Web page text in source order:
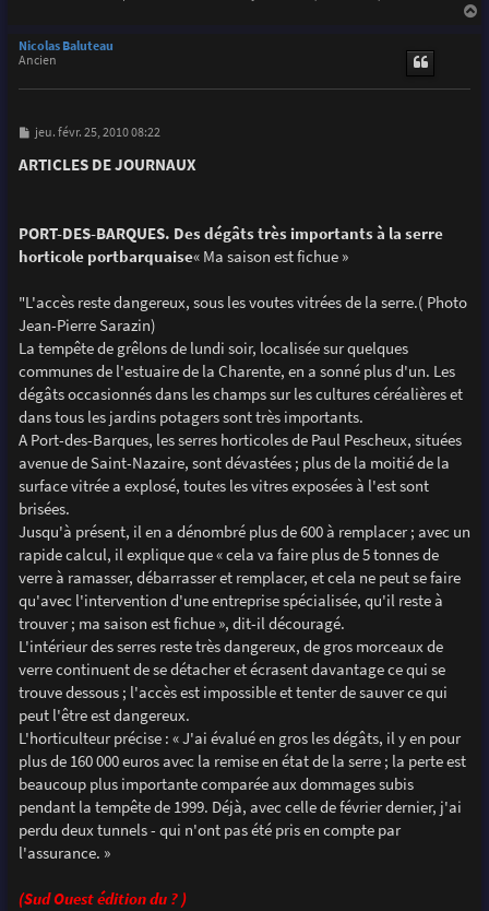
Nicolas Baluteau
Ancien
M
s
s
jeu. févr. 25, 2010 08:22
ARTICLES DE JOURNAUX
PORT-DES-BARQUES. Des dégâts très importants à la serre
horticole portbarquaise« Ma saison est fichue »
"L'accès reste dangereux, sous les voutes vitrées de la serre.( Photo
Jean-Pierre Sarazin)
La tempête de grêlons de lundi soir, localisée sur quelques
communes de l'estuaire de la Charente, en a sonné plus d'un. Les
dégâts occasionnés dans les champs sur les cultures céréalières et
dans tous les jardins potagers sont très importants.
A Port-des-Barques, les serres horticoles de Paul Pescheux, situées
avenue de Saint-Nazaire, sont dévastées ; plus de la moitié de la
surface vitrée a explosé, toutes les vitres exposées à l'est sont
brisées.
Jusqu'à présent, il en a dénombré plus de 600 à remplacer ; avec un
rapide calcul, il explique que « cela va faire plus de 5 tonnes de
verre à ramasser, débarrasser et remplacer, et cela ne peut se faire
qu'avec l'intervention d'une entreprise spécialisée, qu'il reste à
trouver ; ma saison est fichue », dit-il découragé.
L'intérieur des serres reste très dangereux, de gros morceaux de
verre continuent de se détacher et écrasent davantage ce qui se
trouve dessous ; l'accès est impossible et tenter de sauver ce qui
peut l'être est dangereux.
L'horticulteur précise : « J'ai évalué en gros les dégâts, il y en pour
plus de 160 000 euros avec la remise en état de la serre ; la perte est
beaucoup plus importante comparée aux dommages subis
pendant la tempête de 1999. Déjà, avec celle de février dernier, j'ai
perdu deux tunnels - qui n'ont pas été pris en compte par
l'assurance. »
(Sud Ouest édition du ? )